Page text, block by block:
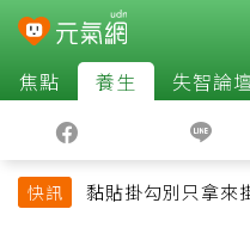
焦點 養生 失智論壇
快訊
黏貼掛勾別只拿來